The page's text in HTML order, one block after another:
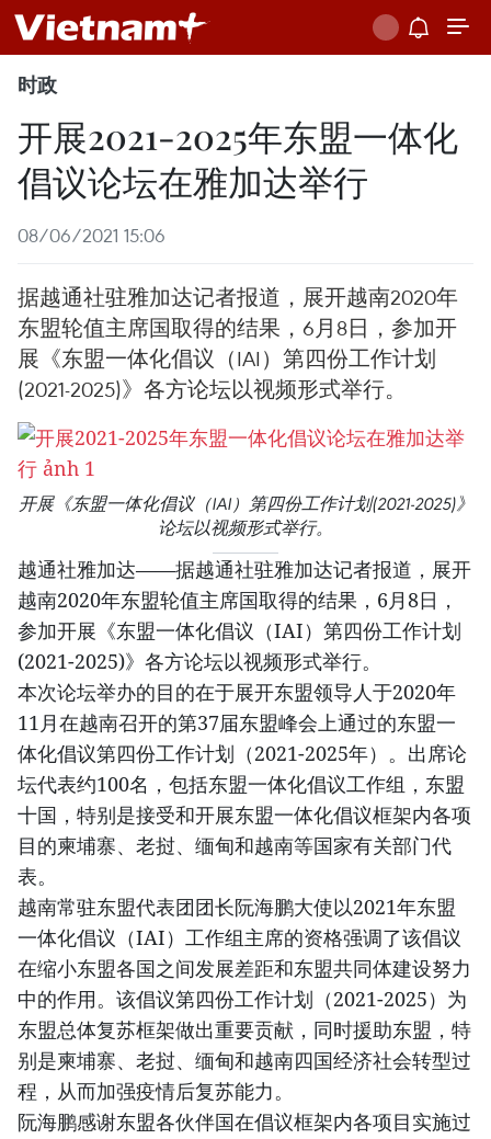
时政
开展2021-2025年东盟一体化
倡议论坛在雅加达举行
08/06/2021 15:06
据越通社驻雅加达记者报道，展开越南2020年
东盟轮值主席国取得的结果，6月8日，参加开
展《东盟一体化倡议（IAI）第四份工作计划
(2021-2025)》各方论坛以视频形式举行。
开展《东盟一体化倡议（IAI）第四份工作计划(2021-2025)》
论坛以视频形式举行。
越通社雅加达——据越通社驻雅加达记者报道，展开
越南2020年东盟轮值主席国取得的结果，6月8日，
参加开展《东盟一体化倡议（IAI）第四份工作计划
(2021-2025)》各方论坛以视频形式举行。
本次论坛举办的目的在于展开东盟领导人于2020年
11月在越南召开的第37届东盟峰会上通过的东盟一
体化倡议第四份工作计划（2021-2025年）。出席论
坛代表约100名，包括东盟一体化倡议工作组，东盟
十国，特别是接受和开展东盟一体化倡议框架内各项
目的柬埔寨、老挝、缅甸和越南等国家有关部门代
表。
越南常驻东盟代表团团长阮海鹏大使以2021年东盟
一体化倡议（IAI）工作组主席的资格强调了该倡议
在缩小东盟各国之间发展差距和东盟共同体建设努力
中的作用。该倡议第四份工作计划（2021-2025）为
东盟总体复苏框架做出重要贡献，同时援助东盟，特
别是柬埔寨、老挝、缅甸和越南四国经济社会转型过
程，从而加强疫情后复苏能力。
阮海鹏感谢东盟各伙伴国在倡议框架内各项目实施过